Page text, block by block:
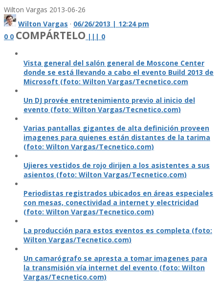
Wilton Vargas 2013-06-26
Wilton Vargas · 06/26/2013 | 12:24 pm
0 0 COMPÁRTELO | | | 0
Vista general del salón general de Moscone Center
donde se está llevando a cabo el evento Build 2013 de
Microsoft (foto: Wilton Vargas/Tecnetico.com
Un DJ provée entretenimiento previo al inicio del
evento (foto: Wilton Vargas/Tecnetico.com)
Varias pantallas gigantes de alta definición proveen
imagenes para quienes están distantes de la tarima
(foto: Wilton Vargas/Tecnetico.com)
Ujieres vestidos de rojo dirijen a los asistentes a sus
asientos (foto: Wilton Vargas/Tecnetico.com)
Periodistas registrados ubicados en áreas especiales
con mesas, conectividad a internet y electricidad
(foto: Wilton Vargas/Tecnetico.com)
La producción para estos eventos es completa (foto:
Wilton Vargas/Tecnetico.com)
Un camarógrafo se apresta a tomar imagenes para
la transmisión ví­a internet del evento (foto: Wilton
Vargas/Tecnetico.com)